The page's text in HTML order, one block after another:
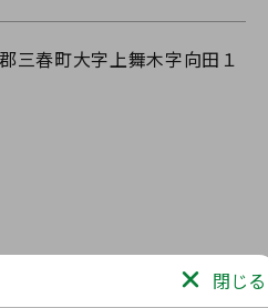
三春町大字上舞木字向田１
閉じる